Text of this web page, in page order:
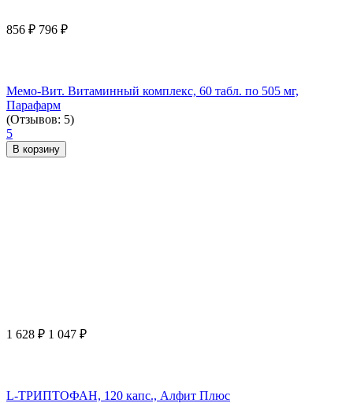
856 ₽ 796 ₽
Мемо-Вит. Витаминный комплекс, 60 табл. по 505 мг,
Парафарм
(Отзывов: 5)
5
В корзину
1 628 ₽ 1 047 ₽
L-ТРИПТОФАН, 120 капс., Алфит Плюс